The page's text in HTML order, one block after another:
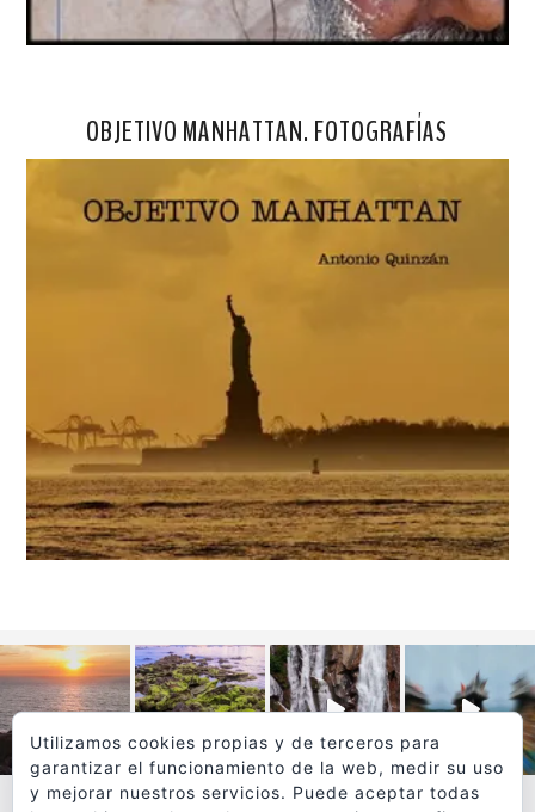
OBJETIVO MANHATTAN. FOTOGRAFÍAS
Utilizamos cookies propias y de terceros para
garantizar el funcionamiento de la web, medir su uso
y mejorar nuestros servicios. Puede aceptar todas